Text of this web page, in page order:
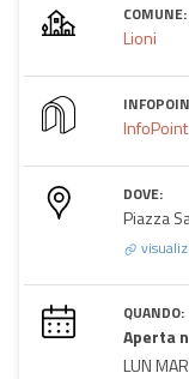
COMUNE:
Lioni
DOVE:
Piazza
QUANDO:
Aperta
LUN